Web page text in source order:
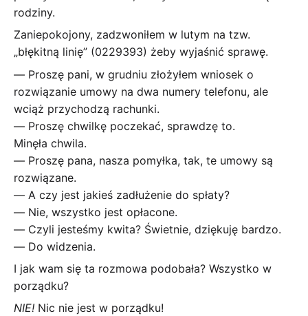
rodziny.
Zaniepokojony, zadzwoniłem w lutym na tzw.
„błękitną linię” (0229393) żeby wyjaśnić sprawę.
― Proszę pani, w grudniu złożyłem wniosek o
rozwiązanie umowy na dwa numery telefonu, ale
wciąż przychodzą rachunki.
― Proszę chwilkę poczekać, sprawdzę to.
Minęła chwila.
― Proszę pana, nasza pomyłka, tak, te umowy są
rozwiązane.
― A czy jest jakieś zadłużenie do spłaty?
― Nie, wszystko jest opłacone.
― Czyli jesteśmy kwita? Świetnie, dziękuję bardzo.
― Do widzenia.
I jak wam się ta rozmowa podobała? Wszystko w
porządku?
NIE! Nic nie jest w porządku!